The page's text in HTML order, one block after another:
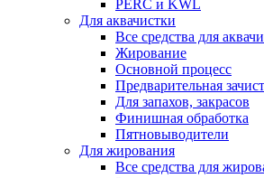
PERC и KWL
Для аквачистки
Все средства для
Жирование
Основной процесс
Предварительная
Для запахов, закрасов
Финишная обработка
Пятновыводители
Для жирования
Все средства для